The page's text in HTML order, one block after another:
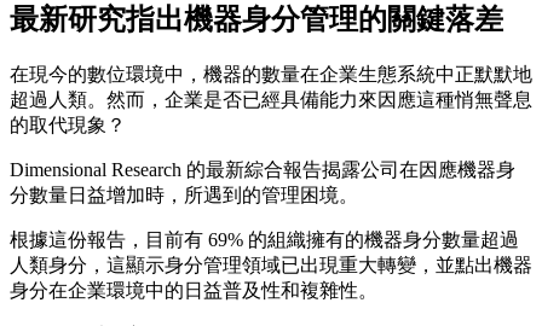
最新研究指出機器身分管理的關鍵落差
在現今的數位環境中，機器的數量在企業生態系統中正默默地
超過人類。然而，企業是否已經具備能力來因應這種悄無聲息
的取代現象？
Dimensional Research 的最新綜合報告揭露公司在因應機器身
分數量日益增加時，所遇到的管理困境。
根據這份報告，目前有 69% 的組織擁有的機器身分數量超過
人類身分，這顯示身分管理領域已出現重大轉變，並點出機器
身分在企業環境中的日益普及性和複雜性。